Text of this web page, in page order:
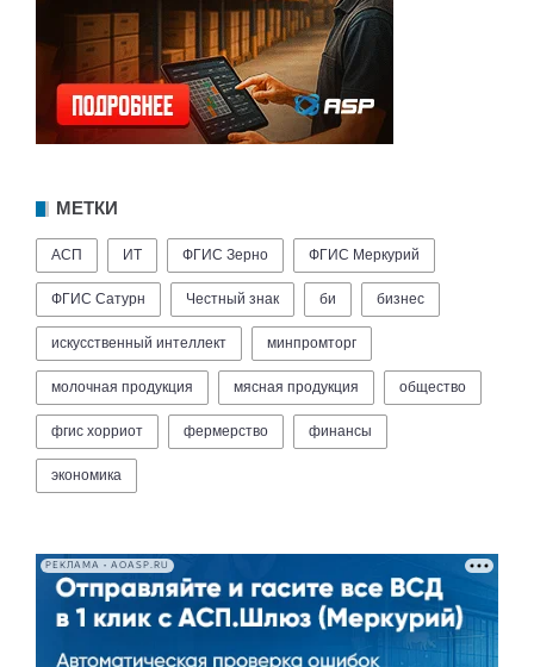
МЕТКИ
АСП ИТ ФГИС Зерно ФГИС Меркурий
ФГИС Сатурн Честный знак би бизнес
искусственный интеллект минпромторг
молочная продукция мясная продукция общество
фгис хорриот фермерство финансы
экономика
РЕКЛАМА • AOASP.RU